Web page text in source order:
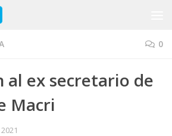
0
al ex secretario de
Macri